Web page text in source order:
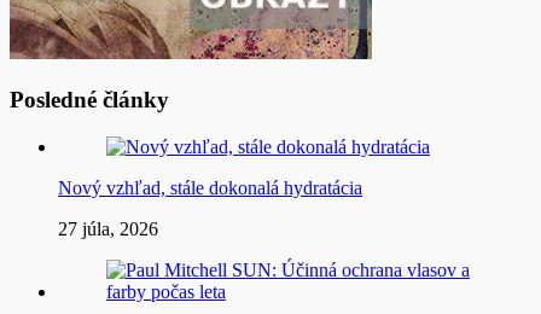
Posledné články
Nový vzhľad, stále dokonalá hydratácia
27 júla, 2026